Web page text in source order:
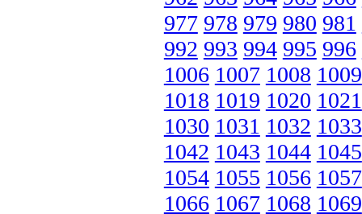
977 978 979 980 981
992 993 994 995 996
1006 1007 1008 1009
1018 1019 1020 1021
1030 1031 1032 1033
1042 1043 1044 1045
1054 1055 1056 1057
1066 1067 1068 1069